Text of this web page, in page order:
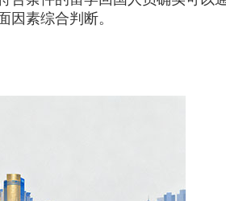
素综合判断。